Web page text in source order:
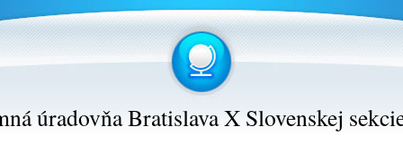
úradovňa Bratislava X Slovenskej